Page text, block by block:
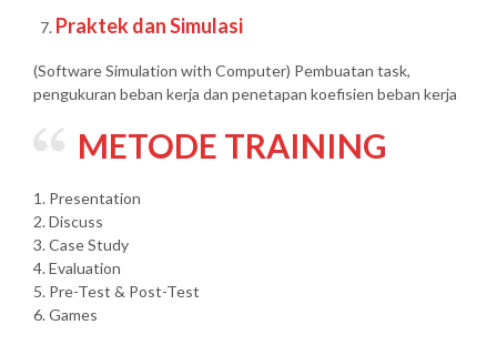
Praktek dan Simulasi
(Software Simulation with Computer) Pembuatan task,
pengukuran beban kerja dan penetapan koefisien beban kerja
METODE TRAINING
1. Presentation
2. Discuss
3. Case Study
4. Evaluation
5. Pre-Test & Post-Test
6. Games